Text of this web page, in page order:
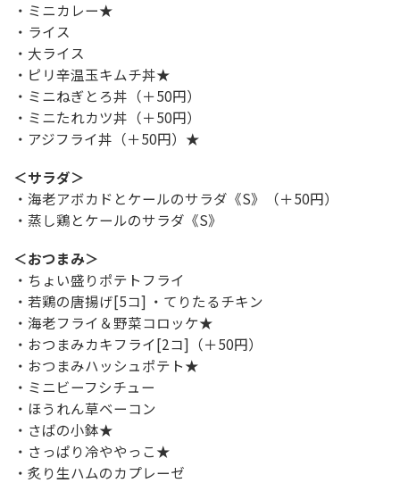
・ミニカレー★
・ライス
・大ライス
・ピリ辛温玉キムチ丼★
・ミニねぎとろ丼（＋50円）
・ミニたれカツ丼（＋50円）
・アジフライ丼（＋50円）★
＜サラダ＞
・海老アボカドとケールのサラダ《S》（＋50円）
・蒸し鶏とケールのサラダ《S》
＜おつまみ＞
・ちょい盛りポテトフライ
・若鶏の唐揚げ[5コ] ・てりたるチキン
・海老フライ＆野菜コロッケ★
・おつまみカキフライ[2コ]（＋50円）
・おつまみハッシュポテト★
・ミニビーフシチュー
・ほうれん草ベーコン
・さばの小鉢★
・さっぱり冷ややっこ★
・炙り生ハムのカプレーゼ